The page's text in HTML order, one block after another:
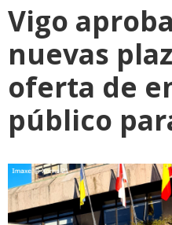
Vigo
nuevas
oferta de
público